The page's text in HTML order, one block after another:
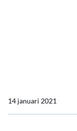
14 januari 2021